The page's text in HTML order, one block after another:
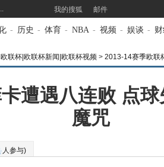
我的搜狐 邮件
- 历史 - 体育 - NBA - 视频 - 娱谈 -
联杯|欧联杯新闻|欧联杯视频 > 2013-14赛季欧联
遭遇八连败 点
魔咒
人参与)